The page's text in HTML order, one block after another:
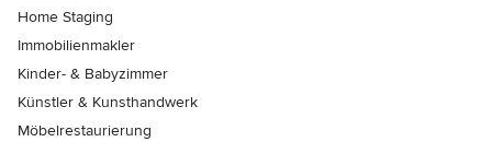
Home Staging
Immobilienmakler
Kinder- & Babyzimmer
Künstler & Kunsthandwerk
Möbelrestaurierung